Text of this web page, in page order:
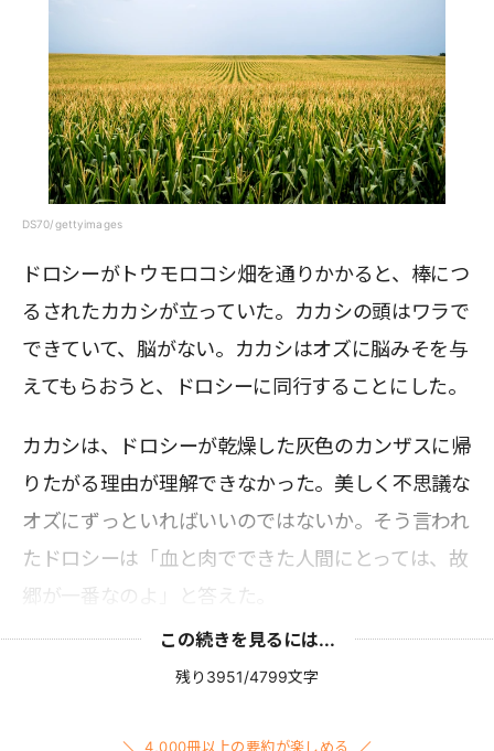
DS70/gettyimages
ドロシーがトウモロコシ畑を通りかかると、棒につ
るされたカカシが立っていた。カカシの頭はワラで
できていて、脳がない。カカシはオズに脳みそを与
えてもらおうと、ドロシーに同行することにした。
カカシは、ドロシーが乾燥した灰色のカンザスに帰
りたがる理由が理解できなかった。美しく不思議な
オズにずっといればいいのではないか。そう言われ
たドロシーは「血と肉でできた人間にとっては、故
郷が一番なのよ」と答えた。
この続きを見るには...
残り3951/4799文字
4,000冊以上の要約が楽しめる